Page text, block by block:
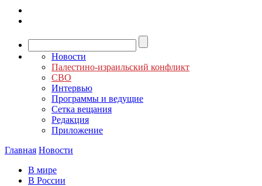
Новости
Палестино-израильский конфликт
СВО
Интервью
Программы и ведущие
Сетка вещания
Редакция
Приложение
Главная Новости
В мире
В России